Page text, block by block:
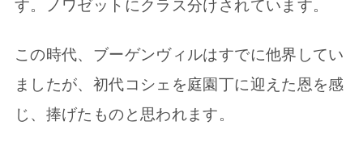
す。ノワゼットにクラス分けされています。
この時代、ブーゲンヴィルはすでに他界してい
ましたが、初代コシェを庭園丁に迎えた恩を感
じ、捧げたものと思われます。